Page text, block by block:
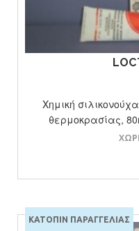
Χημική
θερμοκρασίας,
ΚΑΤΟΠΙΝ ΠΑΡΑΓΓΕΛΙΑΣ